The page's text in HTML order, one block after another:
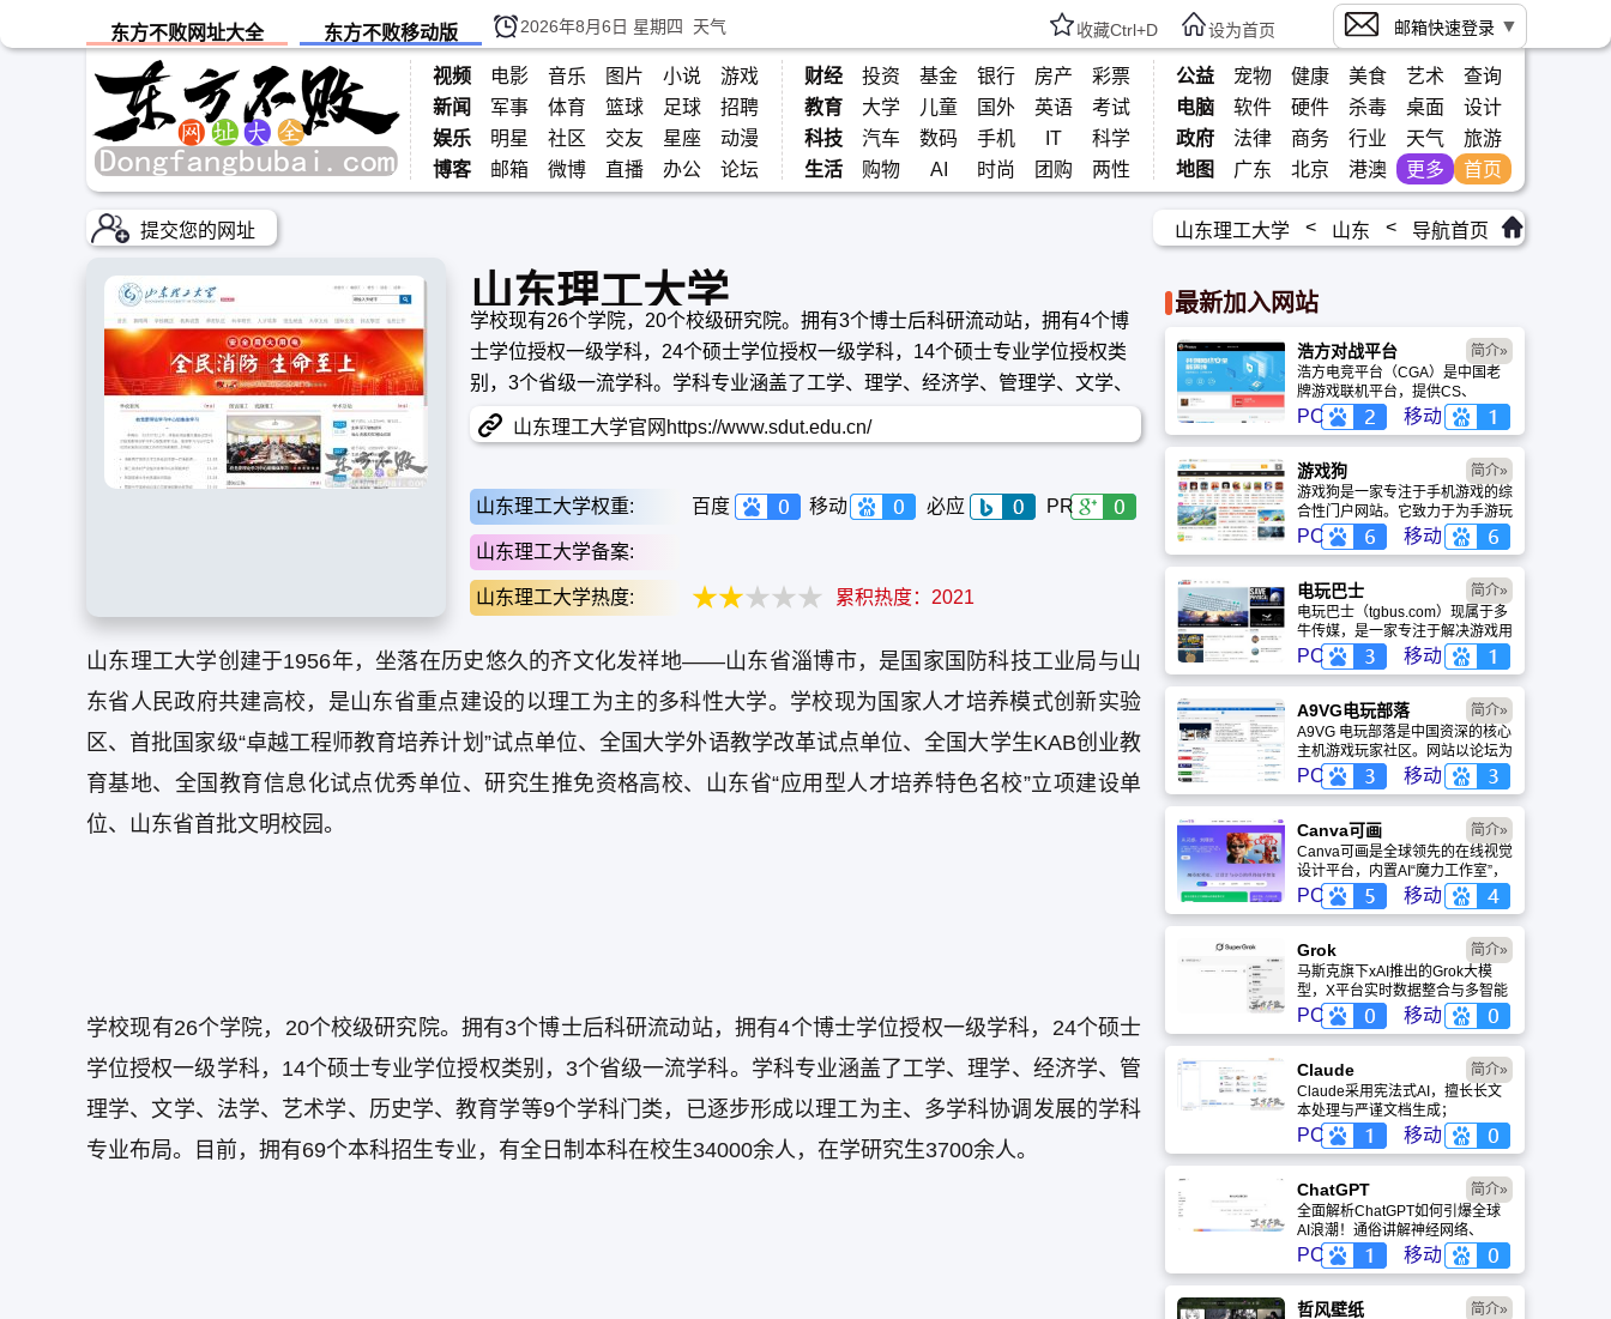
东方不败网址大全 东方不败移动版 2026年8月6日 星期四 天气 收藏Ctrl+D 设为首页 邮箱快速登录
视频 电影 音乐 图片 小说
游戏
新闻
军事 体育 篮球 足球
招聘
娱乐
明星 社区 交友 星座
动漫
博客
邮箱 微博 直播 办公 论坛
财经 投资 基金 银行 房产
彩票
教育
大学 儿童 国外 英语
考试
科技
汽车 数码 手机 IT
科学
生活
购物 AI 时尚 团购 两性
公益 宠物 健康 美食 艺术
查询
电脑
软件 硬件 杀毒 桌面
设计
政府
法律 商务 行业 天气
旅游
地图
广东 北京 港澳 更多 首页
提交您的网址 山东理工大学 < 山东 < 导航首页
山东理工大学
学校现有26个学院，20个校级研究院。拥有3个博士后科研流动站，拥有4个博
士学位授权一级学科，24个硕士学位授权一级学科，14个硕士专业学位授权类
别，3个省级一流学科。学科专业涵盖了工学、理学、经济学、管理学、文学、
法学、艺术学、历史学、教育学等9个学科门类
山东理工大学官网https://www.sdut.edu.cn/
山东理工大学权重: 百度 移动 必应 PR
山东理工大学备案:
山东理工大学热度: 累积热度： 2021
山东理工大学创建于1956年，坐落在历史悠久的齐文化发祥地——山东省淄博市，是国家国防科技工业局与山
东省人民政府共建高校，是山东省重点建设的以理工为主的多科性大学。学校现为国家人才培养模式创新实验
区、首批国家级“卓越工程师教育培养计划”试点单位、全国大学外语教学改革试点单位、全国大学生KAB创业教
育基地、全国教育信息化试点优秀单位、研究生推免资格高校、山东省“应用型人才培养特色名校”立项建设单
位、山东省首批文明校园。
学校现有26个学院，20个校级研究院。拥有3个博士后科研流动站，拥有4个博士学位授权一级学科，24个硕士
学位授权一级学科，14个硕士专业学位授权类别，3个省级一流学科。学科专业涵盖了工学、理学、经济学、管
理学、文学、法学、艺术学、历史学、教育学等9个学科门类，已逐步形成以理工为主、多学科协调发展的学科
专业布局。目前，拥有69个本科招生专业，有全日制本科在校生34000余人，在学研究生3700余人。
最新加入网站
浩方对战平台
浩方电竞平台（CGA）是中国老
牌游戏联机平台，提供CS、
War3、星际争霸等经典游戏的稳
定联机服务。重温DOTA1的激情
岁月，找回当年的战友。同时提供
最新CGA电竞赛事资讯及热门页
游入口，致敬中国电竞的黄金时
代。
PC 移动
简介»
游戏狗
游戏狗是一家专注于手机游戏的综
合性门户网站。它致力于为手游玩
家提供最新、最全的游戏资讯、攻
略、评测及视频等内容，是国内较
早一批专注于移动游戏领域的垂直
媒体。
PC 移动
简介»
电玩巴士
电玩巴士（tgbus.com）现属于多
牛传媒，是一家专注于解决游戏用
户需求的综合性游戏门户网站，电
玩巴士是一个全面的综合性游戏门
户，专注于为全球玩家提供主机、
PC及移动端游戏的全方位资讯。
PC 移动
简介»
A9VG电玩部落
A9VG 电玩部落是中国资深的核心
主机游戏玩家社区。网站以论坛为
核心，提供全面的主机游戏资讯、
攻略和资料库，覆盖
PlayStation、Xbox、Switch 等全
平台。凭借其深厚的历史积淀和活
跃的用户群体，A9VG 成为硬核玩
家交流心得、分享攻略的首选平台
之一。
PC 移动
简介»
Canva可画
Canva可画是全球领先的在线视觉
设计平台，内置AI“魔力工作室”，
提供海量正版模板与素材。无论是
自媒体封面、企业海报还是PPT，
零基础用户也能轻松实现专业级创
作，让设计触手可及。
PC 移动
简介»
Grok
马斯克旗下xAI推出的Grok大模
型，X平台实时数据整合与多智能
体协作的核心优势。针对其中文能
力、隐私安全及幻觉问题等高频疑
问进行客观解答，提供AI选型参
考。
PC 移动
简介»
Claude
Claude采用宪法式AI，擅长长文
本处理与严谨文档生成；
ChatGPT基于RLHF，在复杂推
理、代码与快速迭代上占优。两者
定位不同，各有千秋。
PC 移动
简介»
ChatGPT‌
全面解析ChatGPT如何引爆全球
AI浪潮！通俗讲解神经网络、
Transformer与RLHF核心技术，
带您轻松看懂大语言模型如何重塑
未来。
PC 移动
简介»
哲风壁纸 简介»